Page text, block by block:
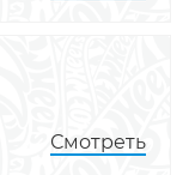
Смотреть